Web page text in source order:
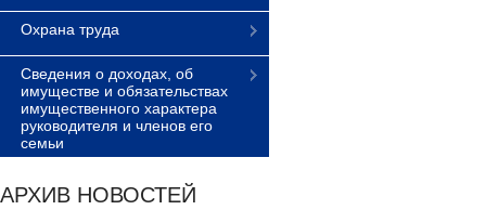
Охрана труда
Сведения о доходах, об
имуществе и обязательствах
имущественного характера
руководителя и членов его
семьи
АРХИВ НОВОСТЕЙ